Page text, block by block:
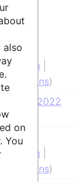
)
janvier 2022
)
also
on
You